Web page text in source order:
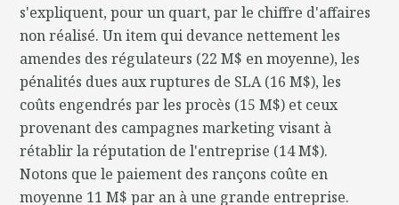
s'expliquent, pour un quart, par le chiffre d'affaires
non réalisé. Un item qui devance nettement les
amendes des régulateurs (22 M$ en moyenne), les
pénalités dues aux ruptures de SLA (16 M$), les
coûts engendrés par les procès (15 M$) et ceux
provenant des campagnes marketing visant à
rétablir la réputation de l'entreprise (14 M$).
Notons que le paiement des rançons coûte en
moyenne 11 M$ par an à une grande entreprise.